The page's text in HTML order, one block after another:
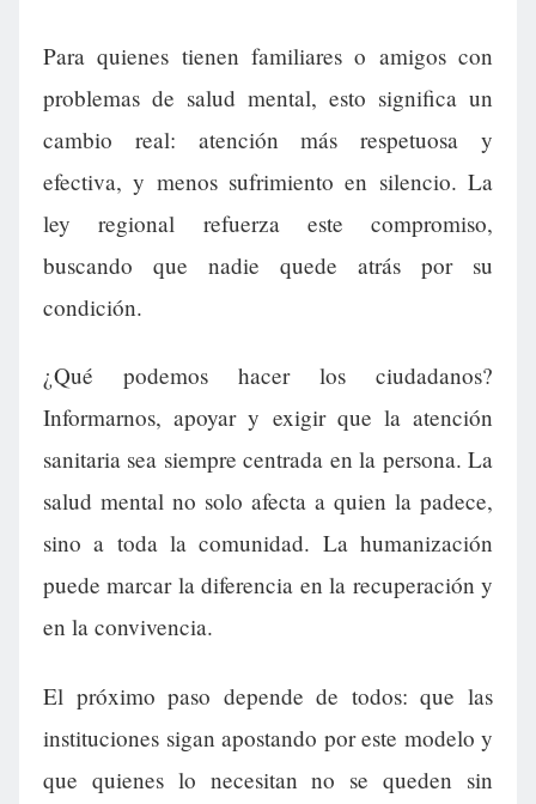
Para quienes tienen familiares o amigos con
problemas de salud mental, esto significa un
cambio real: atención más respetuosa y
efectiva, y menos sufrimiento en silencio. La
ley regional refuerza este compromiso,
buscando que nadie quede atrás por su
condición.
¿Qué podemos hacer los ciudadanos?
Informarnos, apoyar y exigir que la atención
sanitaria sea siempre centrada en la persona. La
salud mental no solo afecta a quien la padece,
sino a toda la comunidad. La humanización
puede marcar la diferencia en la recuperación y
en la convivencia.
El próximo paso depende de todos: que las
instituciones sigan apostando por este modelo y
que quienes lo necesitan no se queden sin